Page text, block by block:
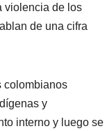
violencia de los
de una cifra
colombianos
y
interno y luego se